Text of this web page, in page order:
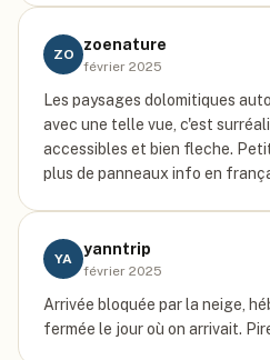
ZO
zoenature
février 2025
Les paysages dolomitiques
avec une telle vue, c'est
accessibles et bien fleche.
plus de panneaux info en
YA
yanntrip
février 2025
Arrivée bloquée par la neige,
fermée le jour où on arrivait.